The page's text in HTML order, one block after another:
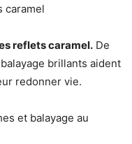
reflets caramel. De
brillants aident
redonner vie.